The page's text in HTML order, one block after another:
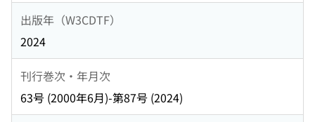
出版年（W3CDTF）
2024
刊行巻次・年月次
63号 (2000年6月)-第87号 (2024)